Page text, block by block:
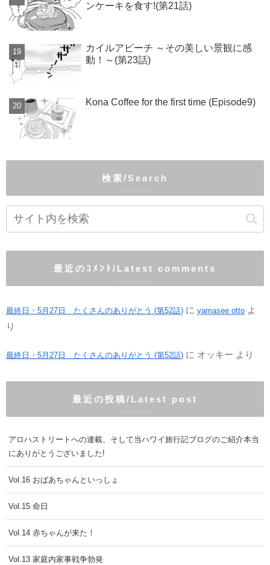
ンケーキを食す!(第21話)
カイルアビーチ ～その美しい景観に感
動！～(第23話)
Kona Coffee for the first time (Episode9)
検索/Search
最近のｺﾒﾝﾄ/Latest comments
最終日・5月27日 たくさんのありがとう (第52話) に yamasee otto よ
り
最終日・5月27日 たくさんのありがとう (第52話) に オッキー より
最近の投稿/Latest post
アロハストリートへの連載、そして当ハワイ旅行記ブログのご紹介本当
にありがとうございました!
Vol.16 おばあちゃんといっしょ
Vol.15 命日
Vol.14 赤ちゃんが来た！
Vol.13 家庭内家事戦争勃発